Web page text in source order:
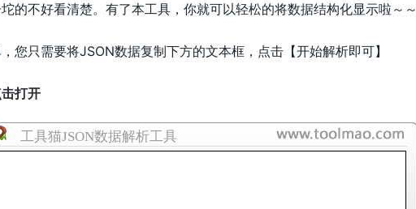
的不好看清楚。有了本工具，你就可以轻松的将数据结构化显示啦～～
您只需要将JSON数据复制下方的文本框，点击【开始解析即可】
击打开